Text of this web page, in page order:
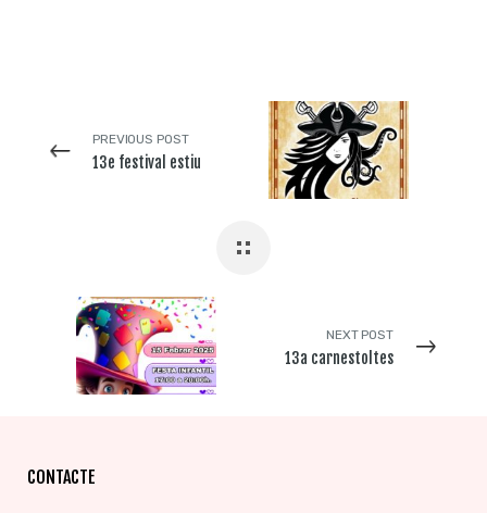
PREVIOUS POST
13e festival estiu
NEXT POST
13a carnestoltes
CONTACTE